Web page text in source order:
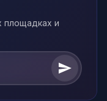
площадках и